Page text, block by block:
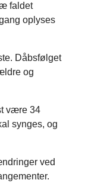
faldet
oplyses
Dåbsfølget
og
være 34
synges, og
ved